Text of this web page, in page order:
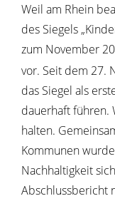
Weil am Rhein
des Siegels
zum November
vor. Seit dem 27.
das Siegel als
dauerhaft führen.
halten.
Kommunen
Nachhaltigkeit
Abschlussbericht